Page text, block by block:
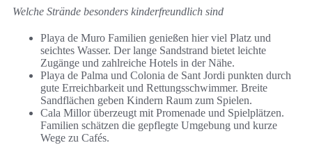
Welche Strände besonders kinderfreundlich sind
Playa de Muro Familien genießen hier viel Platz und
seichtes Wasser. Der lange Sandstrand bietet leichte
Zugänge und zahlreiche Hotels in der Nähe.
Playa de Palma und Colonia de Sant Jordi punkten durch
gute Erreichbarkeit und Rettungsschwimmer. Breite
Sandflächen geben Kindern Raum zum Spielen.
Cala Millor überzeugt mit Promenade und Spielplätzen.
Familien schätzen die gepflegte Umgebung und kurze
Wege zu Cafés.